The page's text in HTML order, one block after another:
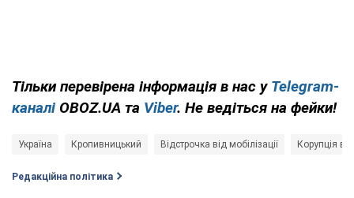
Тільки перевірена інформація в нас у Telegram-
каналі OBOZ.UA та Viber. Не ведіться на фейки!
Україна Кропивницький Відстрочка від мобілізації Корупція в
Редакційна політика